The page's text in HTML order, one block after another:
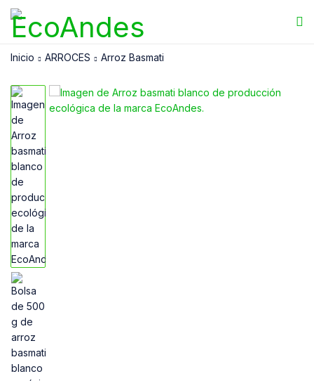
Inicio ARROCES Arroz Basmati